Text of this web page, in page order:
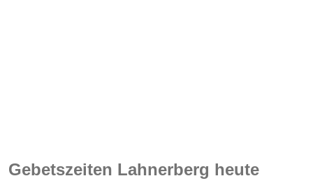
Gebetszeiten Lahnerberg heute